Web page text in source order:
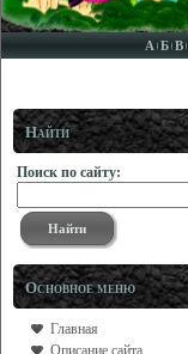
А Б В
Найти
Поиск по сайту:
Основное меню
Главная
Описание сайта